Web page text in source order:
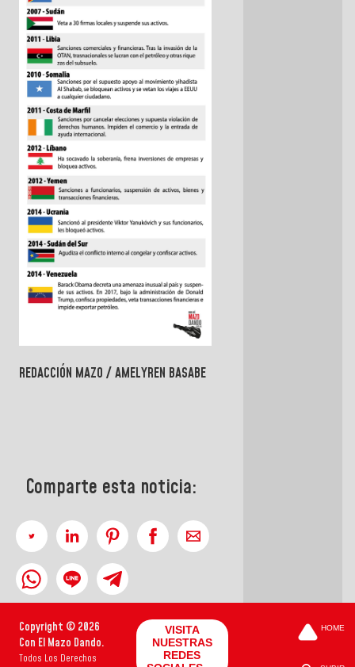
REDACCIÓN MAZO / AMELYREN BASABE
Comparte esta noticia:
Copyright © 2026
Con El Mazo Dando.
Todos Los Derechos
VISITA
NUESTRAS
REDES
HOME